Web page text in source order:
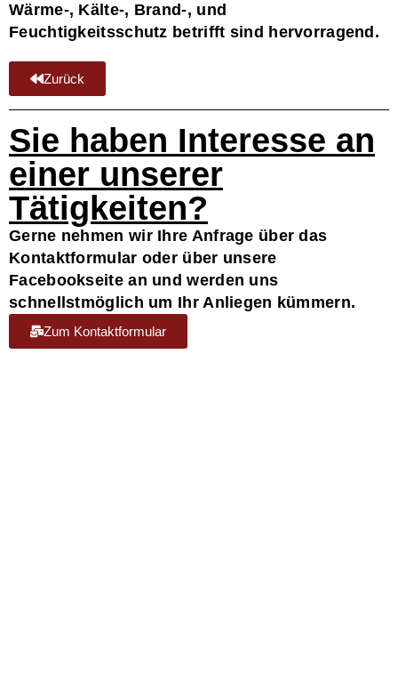
Wärme-, Kälte-, Brand-, und
Feuchtigkeitsschutz betrifft sind hervorragend.
Zurück
Sie haben Interesse an
einer unserer
Tätigkeiten?
Gerne nehmen wir Ihre Anfrage über das
Kontaktformular oder über unsere
Facebookseite an und werden uns
schnellstmöglich um Ihr Anliegen kümmern.
Zum Kontaktformular